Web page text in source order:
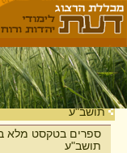
בית
תושב"ע
ספרים בטקסט מלא
תושב"ע